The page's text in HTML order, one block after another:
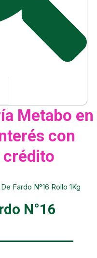
Metabo en
con
crédito
Fardo N°16 Rollo 1Kg
N°16